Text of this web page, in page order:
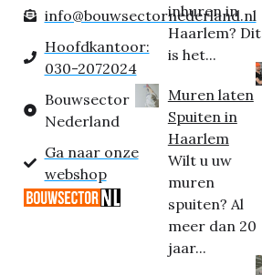
info@bouwsectornederland.nl
Hoofdkantoor:
030-2072024
Bouwsector
Nederland
Ga naar onze
webshop
inhuren in
Haarlem? Dit
is het...
Muren laten
Spuiten in
Haarlem
Wilt u uw
muren
spuiten? Al
meer dan 20
jaar...